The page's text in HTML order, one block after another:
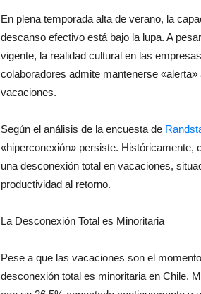
En plena temporada alta de verano, la
descanso efectivo está bajo la lupa. A
vigente, la realidad cultural en las
colaboradores admite mantenerse
vacaciones.
Según el análisis de la encuesta de
«hiperconexión» persiste. Históricamente,
una desconexión total en vacaciones,
productividad al retorno.
La Desconexión Total es Minoritaria
Pese a que las vacaciones son el
desconexión total es minoritaria en Chile.